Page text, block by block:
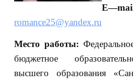
E—
romance25@yandex.ru
Место работы:
бюджетное
высшего образования